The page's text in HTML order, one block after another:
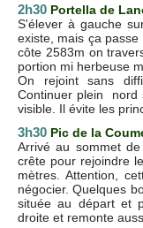
2h30 Portella de
S'élever à gauche
existe, mais ça
côte 2583m on
portion mi herbeuse
On rejoint sans
Continuer plein nord
visible. Il évite les
3h30 Pic de la
Arrivé au sommet
crête pour rejoindre
mètres. Attention,
négocier. Quelques
située au départ et
droite et remonte